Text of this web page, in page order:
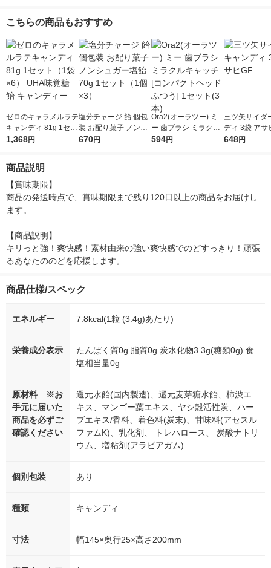
こちらの商品もおすすめ
ゼロのキャラメルラテ
キャンディ 81g 1セッ
ト（1袋×6） UHA味
1,368円
塩分チャージ 飴 個包
装 お配り菓子 ノンシ
ュガー塩飴 70g 1セッ
670円
Ora2(オーラツー) ミ
ー 歯ブラシ ミラクル
キャッチ [コンパクト
594円
三ツ矢サイダ
ディ 3袋 アサ
648円
商品説明
【賞味期限】
商品の発送時点で、賞味期限まで残り120日以上の商品をお届けし
ます。
【商品説明】
キリっと強！爽快感！素材由来の強い爽快感でのどすっきり！頑張
るあなたののどを応援します。
商品仕様/スペック
エネルギー 7.8kcal(1粒 (3.4g)あたり)
栄養成分表示
たんぱく質0g 脂質0g 炭水化物3.3g(糖類0g) 食
塩相当量0g
原材料 ※お
手元に届いた
商品を必ずご
確認ください
還元水飴(国内製造)、還元麦芽糖水飴、柿渋エ
キス、マンゴー葉エキス、ヤシ殻活性炭、ハー
ブエキス/香料、着色料(炭末)、甘味料(アセスル
ファムK)、乳化剤、 トレハロース、 炭酸ナトリ
ウム、増粘剤(アラビアガム)
個別包装 あり
種類 キャンディ
寸法 幅145×奥行25×高さ200mm